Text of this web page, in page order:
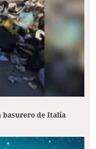
de Italia